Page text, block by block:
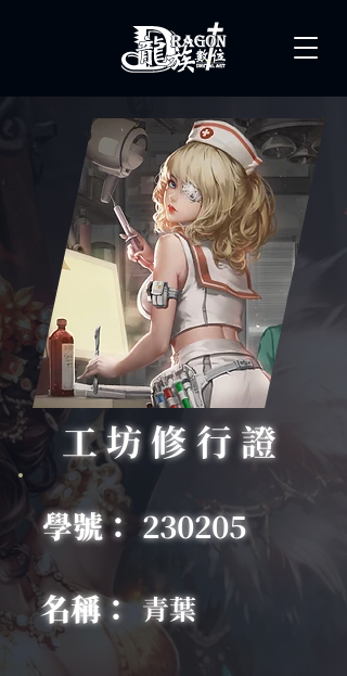
學號： 230205
名稱： 青葉
工坊修行證